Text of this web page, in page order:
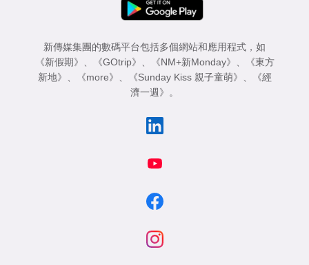
新傳媒集團的數碼平台包括多個網站和應用程式，如
《新假期》
《GOtrip》 《NM+新Monday》
《東方
新地》
《more》 《Sunday Kiss 親子童萌》
《經
濟一週》
。